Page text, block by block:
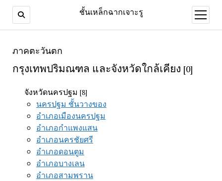
ชั้นเหล็กฉากเจาะรู
open
menu
ภาคตะวันตก
กรุงเทพปริมณฑล และจังหวัดใกล้เคียง [0]
จังหวัดนครปฐม [8]
นครปฐม ชั้นวางของ
อำเภอเมืองนครปฐม
อำเภอกำแพงแสน
อำเภอนครชัยศรี
อำเภอดอนตูม
อำเภอบางเลน
อำเภอสามพราน